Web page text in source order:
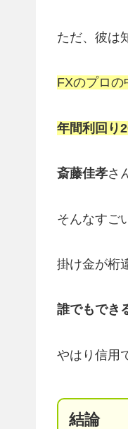
ただ、彼は
FXのプロの
年間利回り
斎藤佳孝さ
そんなすご
掛け金が桁
誰でもでき
やはり信用
結論